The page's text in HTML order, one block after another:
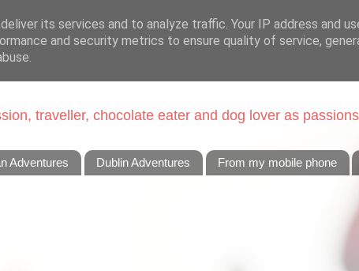
traveller, chocolate eater and dog lover as passions
Adventures Dublin Adventures From my mobile phone
its services and to analyze traffic. Your IP address and
and security metrics to ensure quality of service,